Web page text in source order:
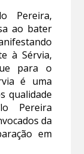
Pereira,
ao bater
à Sérvia,
para o
é uma
qualidade
Pereira
da
em